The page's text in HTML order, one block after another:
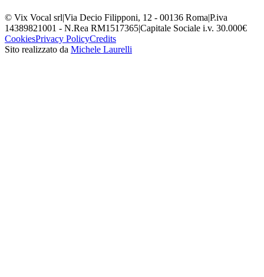
© Vix Vocal srl|Via Decio Filipponi, 12 - 00136 Roma|P.iva
14389821001 - N.Rea RM1517365|Capitale Sociale i.v. 30.000€
CookiesPrivacy PolicyCredits
Sito realizzato da Michele Laurelli